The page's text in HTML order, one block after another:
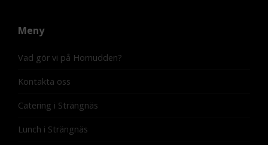
Meny
Vad gör vi på Hornudden?
Kontakta oss
Catering i Strängnäs
Lunch i Strängnäs